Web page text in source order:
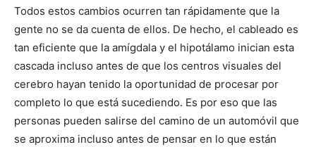
Todos estos cambios ocurren tan rápidamente que la
gente no se da cuenta de ellos. De hecho, el cableado es
tan eficiente que la amígdala y el hipotálamo inician esta
cascada incluso antes de que los centros visuales del
cerebro hayan tenido la oportunidad de procesar por
completo lo que está sucediendo. Es por eso que las
personas pueden salirse del camino de un automóvil que
se aproxima incluso antes de pensar en lo que están